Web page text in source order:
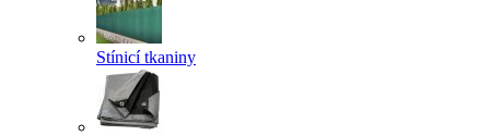
Stínicí tkaniny